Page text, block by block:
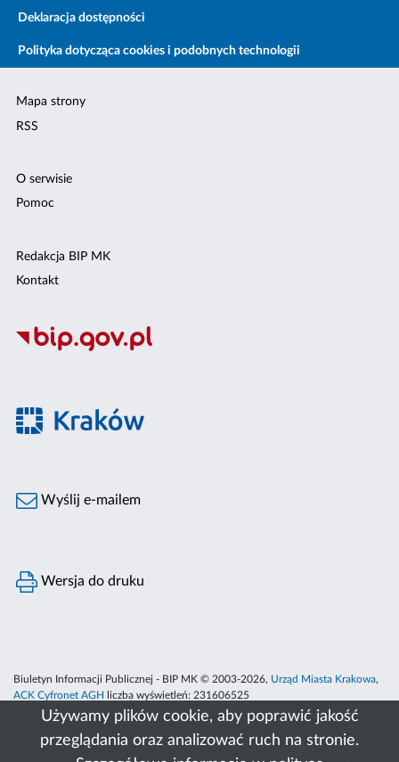
Używamy plików cookie, aby poprawić jakość
przeglądania oraz analizować ruch na stronie.
Deklaracja dostępności
Polityka dotycząca cookies i podobnych technologii
Mapa strony
RSS
O serwisie
Pomoc
Redakcja BIP MK
Kontakt
Wyślij e-mailem
Wersja do druku
Biuletyn Informacji Publicznej - BIP MK © 2003-2026, Urząd Miasta Krakowa,
ACK Cyfronet AGH
liczba wyświetleń: 231606525